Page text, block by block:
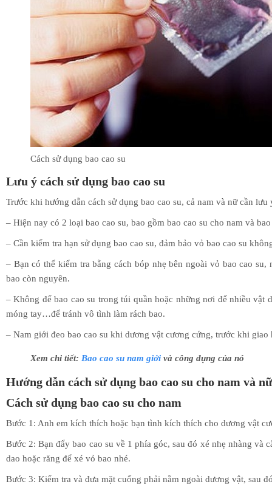
Cách sử dụng bao cao su
Lưu ý cách sử dụng bao cao su
Trước khi hướng dẫn cách sử dụng bao cao su, cả nam và nữ cần lưu
– Hiện nay có 2 loại bao cao su, bao gồm bao cao su cho nam và
– Cần kiểm tra hạn sử dụng bao cao su, đảm bảo vỏ bao cao su
– Bạn có thể kiểm tra bằng cách bóp nhẹ bên ngoài vỏ bao cao
bao còn nguyên.
– Không để bao cao su trong túi quần hoặc những nơi để nhiều vật
móng tay…để tránh vô tình làm rách bao.
– Nam giới đeo bao cao su khi dương vật cương cứng, trước khi giao
Xem chi tiết: Bao cao su nam giới và công dụng của nó
Hướng dẫn cách sử dụng bao cao su cho nam và
Cách sử dụng bao cao su cho nam
Bước 1: Anh em kích thích hoặc bạn tình kích thích cho dương vật
Bước 2: Bạn đẩy bao cao su về 1 phía góc, sau đó xé nhẹ nhàng và
dao hoặc răng để xé vỏ bao nhé.
Bước 3: Kiểm tra và đưa mặt cuống phải nằm ngoài dương vật, sau